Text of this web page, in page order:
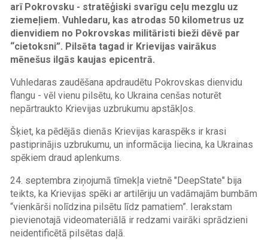
arī Pokrovsku - stratēģiski svarīgu ceļu mezglu uz
ziemeļiem. Vuhledaru, kas atrodas 50 kilometrus uz
dienvidiem no Pokrovskas militāristi bieži dēvē par
“cietoksni”. Pilsēta tagad ir Krievijas vairākus
mēnešus ilgās kaujas epicentrā.
Vuhledaras zaudēšana apdraudētu Pokrovskas dienvidu
flangu - vēl vienu pilsētu, ko Ukraina cenšas noturēt
nepārtraukto Krievijas uzbrukumu apstākļos.
Šķiet, ka pēdējās dienās Krievijas karaspēks ir krasi
pastiprinājis uzbrukumu, un informācija liecina, ka Ukrainas
spēkiem draud aplenkums.
24. septembra ziņojumā tīmekļa vietnē "DeepState" bija
teikts, ka Krievijas spēki ar artilēriju un vadāmajām bumbām
“vienkārši nolīdzina pilsētu līdz pamatiem”. Ierakstam
pievienotajā videomateriālā ir redzami vairāki sprādzieni
neidentificētā pilsētas daļā.